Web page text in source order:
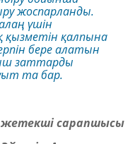
жоспарланды.
үшін
қызметін қалпына
бере алатын
заттарды
та бар.
сарапшысы